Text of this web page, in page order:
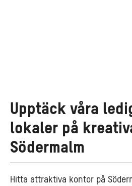
Upptäck våra
lokaler på
Södermalm
Hitta attraktiva kontor på